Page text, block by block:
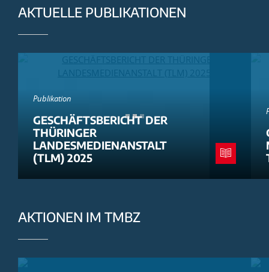
AKTUELLE PUBLIKATIONEN
Publikation
GESCHÄFTSBERICHT DER
THÜRINGER
LANDESMEDIENANSTALT
(TLM) 2025
AKTIONEN IM TMBZ